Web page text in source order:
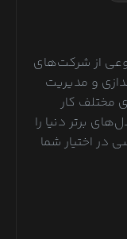
از شرکت‌های
و مدیریت
مختلف کار
برتر دنیا را
در اختیار شما